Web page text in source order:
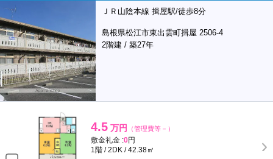
ＪＲ山陰本線 揖屋駅/徒歩8分
島根県松江市東出雲町揖屋 2506-4
2階建 / 築27年
4.5 万円 （管理費等－）
敷金礼金 :0円
1階 / 2DK / 42.38㎡